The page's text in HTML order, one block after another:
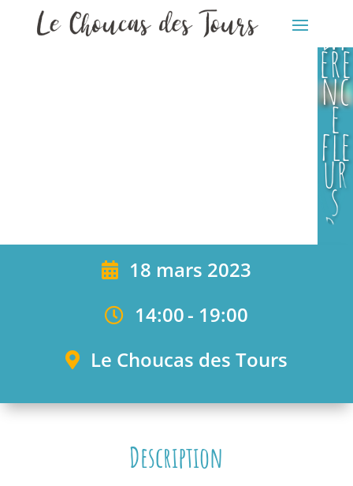
nf
ére
nc
e
fle
ur
s
de
e
18 mars 2023
14:00- 19:00
Le Choucas des Tours
Description